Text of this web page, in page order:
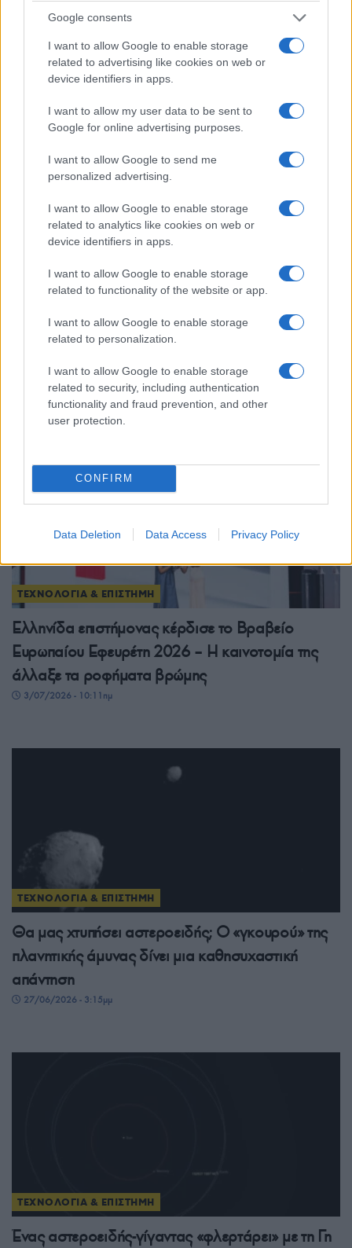
Google consents
I want to allow Google to enable storage
related to advertising like cookies on web or
device identifiers in apps.
I want to allow my user data to be sent to
Google for online advertising purposes.
I want to allow Google to send me
personalized advertising.
I want to allow Google to enable storage
related to analytics like cookies on web or
device identifiers in apps.
I want to allow Google to enable storage
related to functionality of the website or app.
I want to allow Google to enable storage
related to personalization.
I want to allow Google to enable storage
related to security, including authentication
functionality and fraud prevention, and other
user protection.
CONFIRM
Data Deletion Data Access Privacy Policy
Προβλήματα στο Facebook: «Έπεσε» η σύνδεση
μέσω υπολογιστών – Κανονικά λειτουργεί η
εφαρμογή στα κινητά
ΤΕΧΝΟΛΟΓΙΑ & ΕΠΙΣΤΗΜΗ
Η ΕΕ βάζει στο στόχαστρο το Instagram και το
Facebook: «Το ατελείωτο σκρολάρισμα προκαλεί
εθισμό»
10/07/2026 - 11:44μμ
ΤΕΧΝΟΛΟΓΙΑ & ΕΠΙΣΤΗΜΗ
Ελληνίδα επιστήμονας κέρδισε το Βραβείο
Ευρωπαίου Εφευρέτη 2026 – Η καινοτομία της
άλλαξε τα ροφήματα βρώμης
3/07/2026 - 10:11πμ
ΤΕΧΝΟΛΟΓΙΑ & ΕΠΙΣΤΗΜΗ
Θα μας χτυπήσει αστεροειδής; Ο «γκουρού» της
πλανητικής άμυνας δίνει μια καθησυχαστική
απάντηση
27/06/2026 - 3:15μμ
ΤΕΧΝΟΛΟΓΙΑ & ΕΠΙΣΤΗΜΗ
Ένας αστεροειδής-γίγαντας «φλερτάρει» με τη Γη